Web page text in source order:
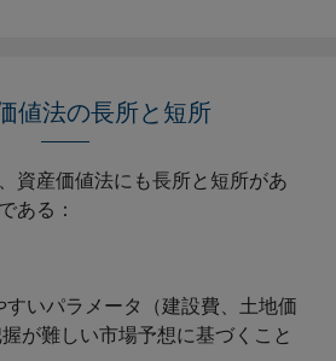
値法の長所と短所
資産価値法にも長所と短所があ
ある：
すいパラメータ（建設費、土地価
が難しい市場予想に基づくこと